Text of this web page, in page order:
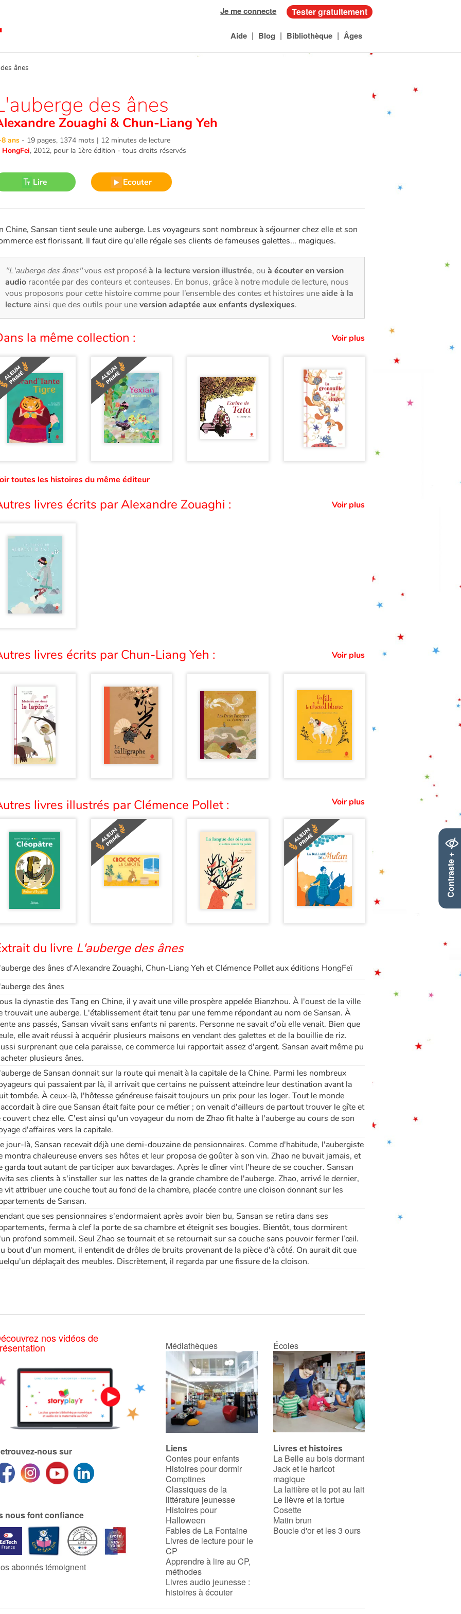
Contraste +
Je me connecte Tester gratuitement
Aide | Blog | Bibliothèque | Âges
ânes
des ânes
Zouaghi & Chun-Liang Yeh
ans - 19 pages, 1374 mots | 12 minutes de lecture
HongFei, 2012, pour la 1ère édition - tous droits réservés
Lire Ecouter
Chine, Sansan tient seule une auberge. Les voyageurs sont nombreux à séjourner chez elle et son
est florissant. Il faut dire qu'elle régale ses clients de fameuses galettes... magiques.
"L'auberge des ânes"vous est proposéà la lecture version illustrée, ou à écouter en version
audio racontée par des conteurs et conteuses. En bonus, grâce à notre module de lecture, nous
vous proposons pour cette histoire comme pour l’ensemble des contes et histoires uneaide à la
lecture ainsi que des outils pour uneversion adaptée aux enfants dyslexiques.
la même collection : Voir plus
toutes les histoires du même éditeur
livres écrits par Alexandre Zouaghi : Voir plus
livres écrits par Chun-Liang Yeh : Voir plus
livres illustrés par Clémence Pollet : Voir plus
du livre L'auberge des ânes
des ânes d'Alexandre Zouaghi, Chun-Liang Yeh et Clémence Pollet aux éditions HongFeï
des ânes
la dynastie des Tang en Chine, il y avait une ville prospère appelée Bianzhou. À l'ouest de la ville
trouvait une auberge. L'établissement était tenu par une femme répondant au nom de Sansan. À
ans passés, Sansan vivait sans enfants ni parents. Personne ne savait d'où elle venait. Bien que
elle avait réussi à acquérir plusieurs maisons en vendant des galettes et de la bouillie de riz.
surprenant que cela paraisse, ce commerce lui rapportait assez d'argent. Sansan avait même pu
plusieurs ânes.
de Sansan donnait sur la route qui menait à la capitale de la Chine. Parmi les nombreux
qui passaient par là, il arrivait que certains ne puissent atteindre leur destination avant la
tombée. À ceux-là, l'hôtesse généreuse faisait toujours un prix pour les loger. Tout le monde
à dire que Sansan était faite pour ce métier ; on venait d'ailleurs de partout trouver le gîte et
couvert chez elle. C'est ainsi qu'un voyageur du nom de Zhao fit halte à l'auberge au cours de son
d'affaires vers la capitale.
jour-là, Sansan recevait déjà une demi-douzaine de pensionnaires. Comme d'habitude, l'aubergiste
montra chaleureuse envers ses hôtes et leur proposa de goûter à son vin. Zhao ne buvait jamais, et
garda tout autant de participer aux bavardages. Après le dîner vint l'heure de se coucher. Sansan
ses clients à s'installer sur les nattes de la grande chambre de l'auberge. Zhao, arrivé le dernier,
vit attribuer une couche tout au fond de la chambre, placée contre une cloison donnant sur les
de Sansan.
que ses pensionnaires s'endormaient après avoir bien bu, Sansan se retira dans ses
ferma à clef la porte de sa chambre et éteignit ses bougies. Bientôt, tous dormirent
profond sommeil. Seul Zhao se tournait et se retournait sur sa couche sans pouvoir fermer l’œil.
bout d'un moment, il entendit de drôles de bruits provenant de la pièce d'à côté. On aurait dit que
déplaçait des meubles. Discrètement, il regarda par une fissure de la cloison.
nos vidéos de
nous sur
nous font confiance
abonnés témoignent
Médiathèques Écoles
Liens
Contes pour enfants
Histoires pour dormir
Comptines
Classiques de la
littérature jeunesse
Histoires pour
Halloween
Fables de La Fontaine
Livres de lecture pour le
CP
Apprendre à lire au CP,
méthodes
Livres audio jeunesse :
histoires à écouter
Livres et histoires
La Belle au bois dormant
Jack et le haricot
magique
La laitière et le pot au lait
Le lièvre et la tortue
Cosette
Matin brun
Boucle d'or et les 3 ours